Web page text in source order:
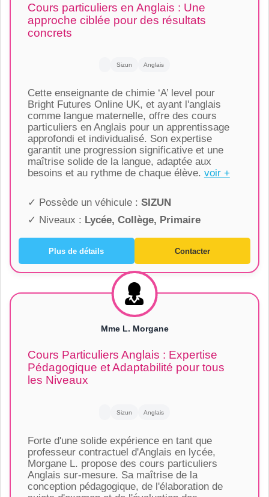
Cours particuliers en Anglais : Une
approche ciblée pour des résultats
concrets
Sizun Anglais
Cette enseignante de chimie ‘A’ level pour
Bright Futures Online UK, et ayant l'anglais
comme langue maternelle, offre des cours
particuliers en Anglais pour un apprentissage
approfondi et individualisé. Son expertise
garantit une progression significative et une
maîtrise solide de la langue, adaptée aux
besoins et au rythme de chaque élève. voir +
✓ Possède un véhicule : SIZUN
✓ Niveaux : Lycée, Collège, Primaire
Plus de détails Contacter
Mme L. Morgane
Cours Particuliers Anglais : Expertise
Pédagogique et Adaptabilité pour tous
les Niveaux
Sizun Anglais
Forte d'une solide expérience en tant que
professeur contractuel d'Anglais en lycée,
Morgane L. propose des cours particuliers
Anglais sur-mesure. Sa maîtrise de la
conception pédagogique, de l'élaboration de